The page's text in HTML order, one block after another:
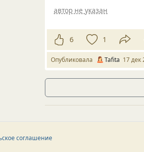
автор не указан
6 1
Опубликовала Tafita 17 дек
соглашение